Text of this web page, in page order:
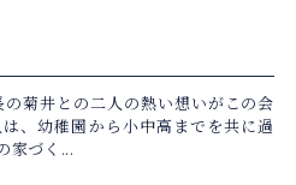
菊井との二人の熱い想いがこの会
、幼稚園から小中高までを共に過
家づく...